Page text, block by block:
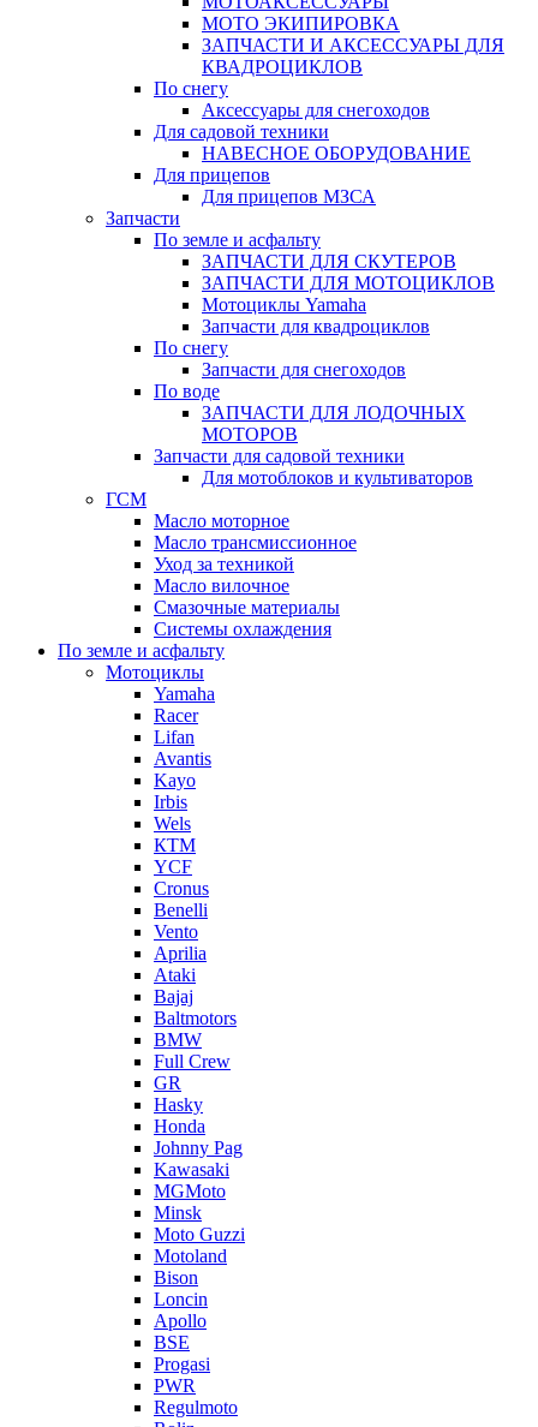
МОТО ЭКИПИРОВКА
ЗАПЧАСТИ И АКСЕССУАРЫ ДЛЯ
КВАДРОЦИКЛОВ
По снегу
Аксессуары для снегоходов
Для садовой техники
НАВЕСНОЕ ОБОРУДОВАНИЕ
Для прицепов
Для прицепов МЗСА
Запчасти
По земле и асфальту
ЗАПЧАСТИ ДЛЯ СКУТЕРОВ
ЗАПЧАСТИ ДЛЯ МОТОЦИКЛОВ
Мотоциклы Yamaha
Запчасти для квадроциклов
По снегу
Запчасти для снегоходов
По воде
ЗАПЧАСТИ ДЛЯ ЛОДОЧНЫХ
МОТОРОВ
Запчасти для садовой техники
Для мотоблоков и культиваторов
ГСМ
Масло моторное
Масло трансмиссионное
Уход за техникой
Масло вилочное
Смазочные материалы
Системы охлаждения
По земле и асфальту
Мотоциклы
Yamaha
Racer
Lifan
Avantis
Kayo
Irbis
Wels
КТМ
YCF
Cronus
Benelli
Vento
Aprilia
Ataki
Bajaj
Baltmotors
BMW
Full Crew
GR
Hasky
Honda
Johnny Pag
Kawasaki
MGMoto
Minsk
Moto Guzzi
Motoland
Bison
Loncin
Apollo
BSE
Progasi
PWR
Regulmoto